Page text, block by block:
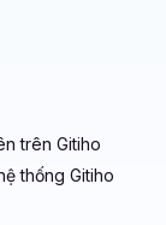
trên Gitiho
thống Gitiho